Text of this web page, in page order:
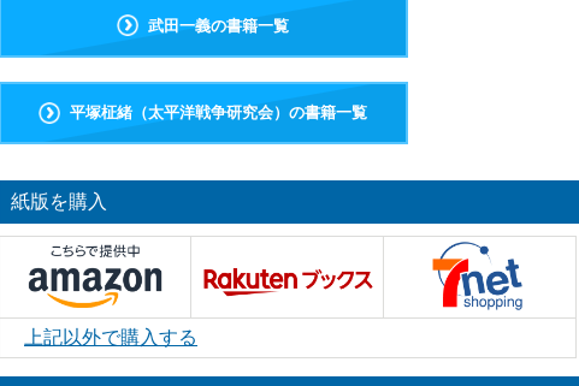
武田一義の書籍一覧
平塚柾緒（太平洋戦争研究会）の書籍一覧
紙版を購入
上記以外で購入する